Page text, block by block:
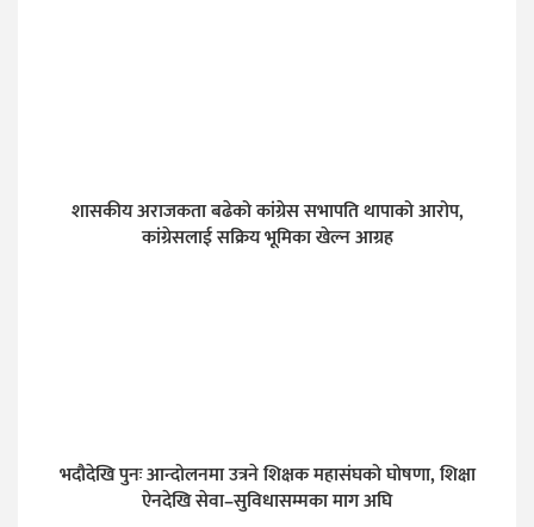
शासकीय अराजकता बढेको कांग्रेस सभापति थापाको आरोप,
कांग्रेसलाई सक्रिय भूमिका खेल्न आग्रह
भदौदेखि पुनः आन्दोलनमा उत्रने शिक्षक महासंघको घोषणा, शिक्षा
ऐनदेखि सेवा–सुविधासम्मका माग अघि